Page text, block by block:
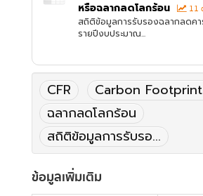
หรือฉลากลดโลกร้อน
11
สถิติข้อมูลการรับรองฉลากลดค
รายปีงบประมาณ...
CFR
Carbon Footprint
ฉลากลดโลกร้อน
สถิติข้อมูลการรับรอ...
ข้อมูลเพิ่มเติม